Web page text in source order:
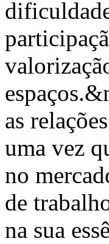
as
uma vez
no
de
na sua